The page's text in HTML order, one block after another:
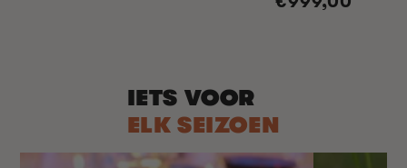
IETS VOOR
ELK SEIZOEN